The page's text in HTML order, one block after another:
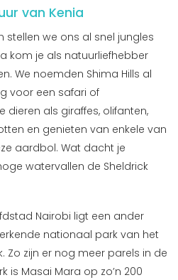
van Kenia
stellen we ons al snel jungles
kom je als natuurliefhebber
We noemden Shima Hills al
voor een safari of
dieren als giraffes, olifanten,
en genieten van enkele van
aardbol. Wat dacht je
watervallen de Sheldrick
Nairobi ligt een ander
nationaal park van het
Zo zijn er nog meer parels in de
is Masai Mara op zo’n 200